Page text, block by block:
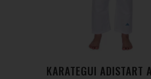
KARATEGUI ADISTART